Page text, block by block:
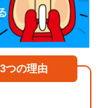
つの理由